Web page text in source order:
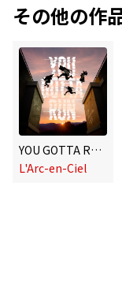
その他の作
YOU GOTTA RUN -English version-
L'Arc-en-Ciel